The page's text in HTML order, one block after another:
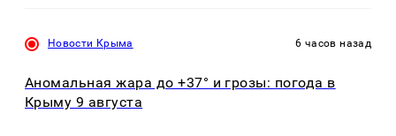
Новости Крыма 6 часов назад
Аномальная жара до +37° и грозы: погода в
Крыму 9 августа